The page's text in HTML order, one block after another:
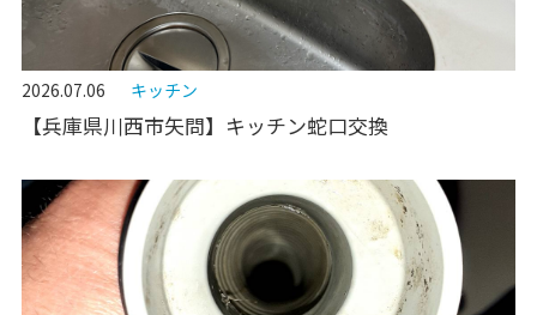
2026.07.06 キッチン
【兵庫県川西市矢問】キッチン蛇口交換